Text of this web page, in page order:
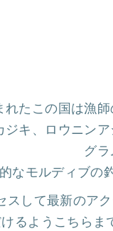
たこの国は漁
キ、ロウニン
グ
なモルディブの
スして最新のア
るようこちらま